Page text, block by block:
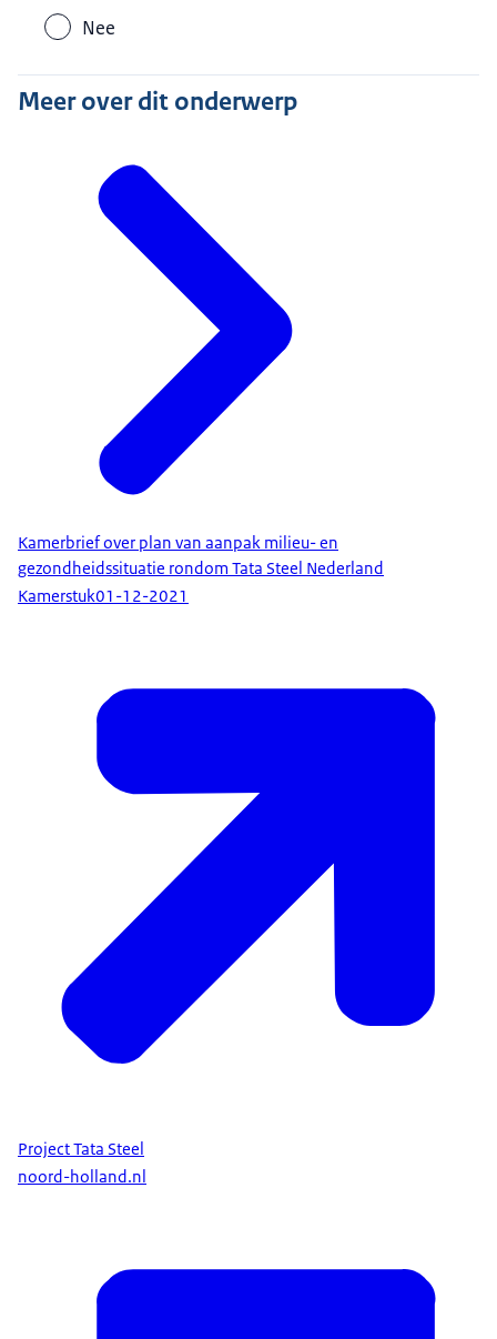
Nee
Meer over dit onderwerp
Kamerbrief over plan van aanpak milieu- en
gezondheidssituatie rondom Tata Steel Nederland
Kamerstuk01-12-2021
Project Tata Steel
noord-holland.nl